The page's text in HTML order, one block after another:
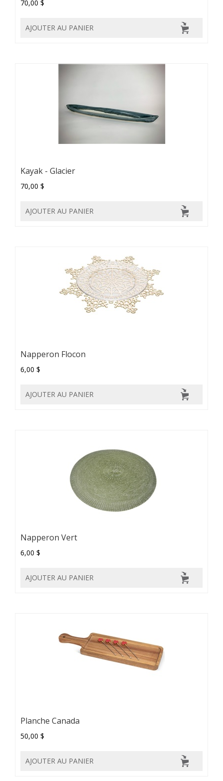
70,00 $
AJOUTER AU PANIER
Kayak - Glacier
70,00 $
AJOUTER AU PANIER
Napperon Flocon
6,00 $
AJOUTER AU PANIER
Napperon Vert
6,00 $
AJOUTER AU PANIER
Planche Canada
50,00 $
AJOUTER AU PANIER